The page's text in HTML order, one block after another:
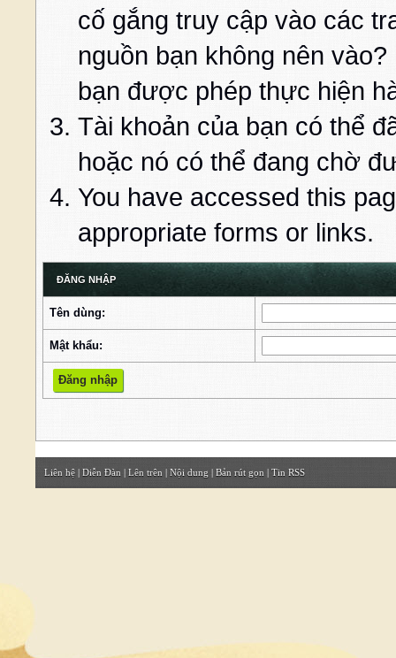
cố gắng truy cập vào các
nguồn bạn không nên
bạn được phép thực hiện
Tài khoản của bạn có thể
hoặc nó có thể đang chờ
You have accessed this
appropriate forms or links.
ĐĂNG NHẬP
Tên dùng:
Mật khẩu:
Liên hệ | Diễn Đàn | Lên trên | Nội dung | Bản rút gọn | Tin RSS